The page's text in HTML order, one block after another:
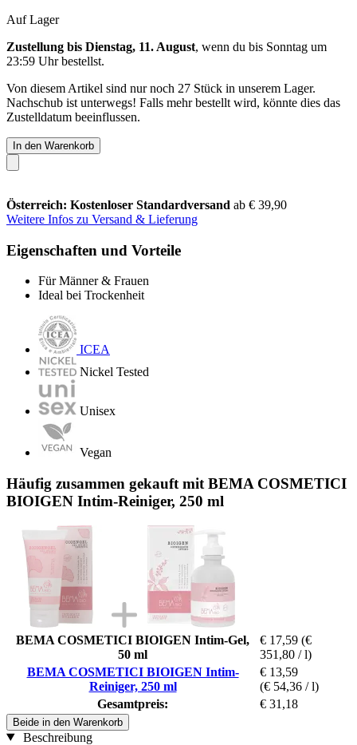
Auf Lager
Zustellung bis Dienstag, 11. August, wenn du bis Sonntag um
23:59 Uhrbestellst.
Von diesem Artikel sind nur noch 27 Stück in unserem Lager.
Nachschub ist unterwegs! Falls mehr bestellt wird, könnte dies das
Zustelldatum beeinflussen.
In den Warenkorb
Österreich: Kostenloser Standardversand ab € 39,90
Weitere Infos zu Versand & Lieferung
Eigenschaften und Vorteile
Für Männer & Frauen
Ideal bei Trockenheit
ICEA
Nickel Tested
Unisex
Vegan
Häufig zusammen gekauft mit BEMA COSMETICI
BIOIGEN Intim-Reiniger, 250 ml
BEMA COSMETICI BIOIGEN Intim-Gel,
50 ml
€ 17,59 (€
351,80 / l)
BEMA COSMETICI BIOIGEN Intim-
Reiniger, 250 ml
€ 13,59
(€ 54,36 / l)
Gesamtpreis:
€ 31,18
Beide in den Warenkorb
Beschreibung